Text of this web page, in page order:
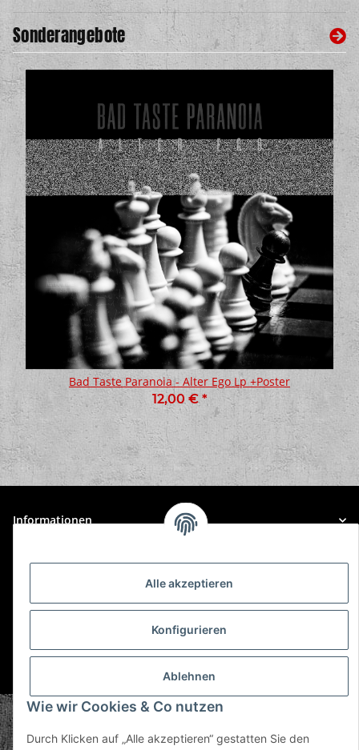
Sonderangebote
Bad Taste Paranoia - Alter Ego Lp +Poster
12,00 €*
Informationen
Gesetzliche Informationen
* Alle Preise inkl. gesetzlicher USt., zzgl.Versand
Copyright © 2026 Plastic Bomb GmbH
Powered byJTL-Shop
Alle akzeptieren
Konfigurieren
Ablehnen
Wie wir Cookies & Co nutzen
Durch Klicken auf „Alle akzeptieren“ gestatten Sie den